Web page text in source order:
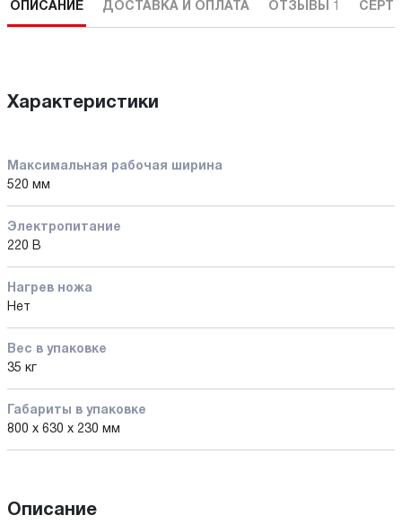
ОПИСАНИЕ ДОСТАВКА И ОПЛАТА ОТЗЫВЫ 1
Характеристики
Максимальная рабочая ширина
520 мм
Электропитание
220 В
Нагрев ножа
Нет
Вес в упаковке
35 кг
Габариты в упаковке
800 x 630 x 230 мм
Описание